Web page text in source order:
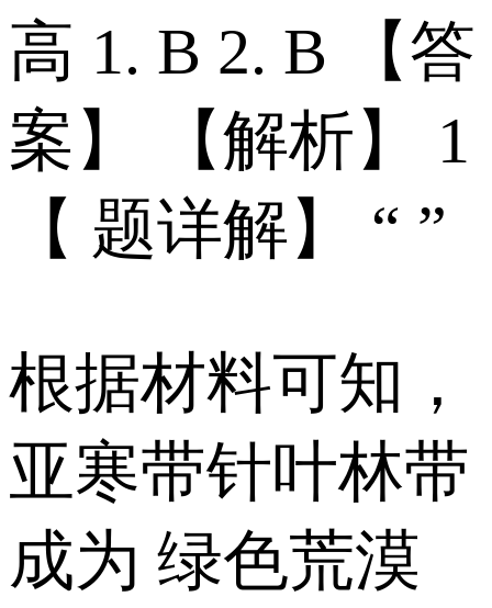
高 1. B 2. B 【答
案】 【解析】 1
【 题详解】 “ ”
根据材料可知，
亚寒带针叶林带
成为 绿色荒漠